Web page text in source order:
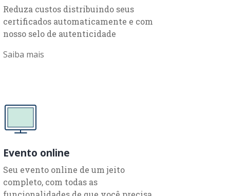
Reduza custos distribuindo seus
certificados automaticamente e com
nosso selo de autenticidade
Saiba mais
Evento online
Seu evento online de um jeito
completo, com todas as